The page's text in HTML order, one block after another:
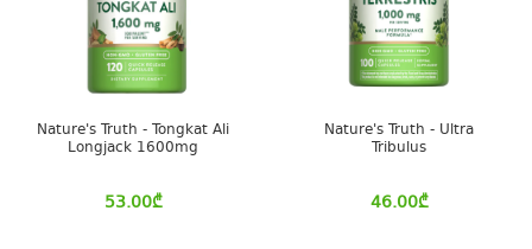
Nature's Truth - Tongkat Ali
Longjack 1600mg
53.00₾
Nature's Truth - Ultra
Tribulus
46.00₾